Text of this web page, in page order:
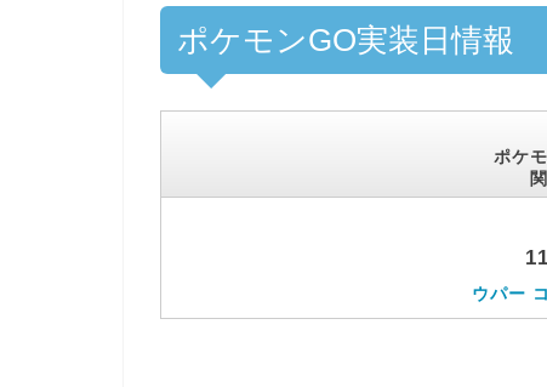
ポケモンGO実装日情報
ポケ
ウパー